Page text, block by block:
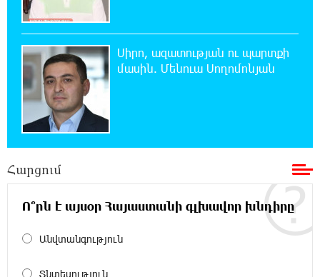
Սլովակիայի արևելքում արտակարգ
դրություն է հայտարարվել շոգի ալիքների
պատճառով
19:53:41 7-08-2026
Երթևեկության կազմակերպման
19:35:21 7-08-2026
Հայաստանի հավաքականի նախկին
մարզիչը կգլխավորի Ղազախստանի
Սիրո, ազատության ու պարտքի
մասին. Մենուա Սողոմոնյան
Հարցում
Ո՞րն է այսօր Հայաստանի գլխավոր խնդիրը
Անվտանգություն
Տնտեսություն